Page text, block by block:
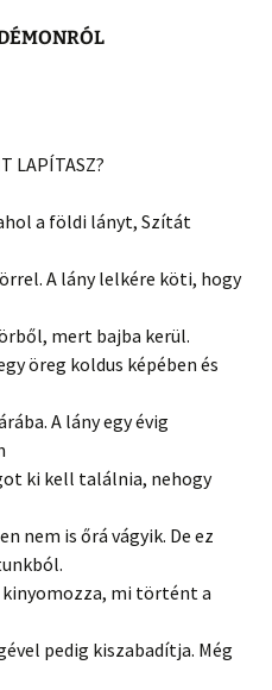
LAPÍTASZ?
a földi lányt, Szítát
A lány lelkére köti, hogy
mert bajba kerül.
öreg koldus képében és
A lány egy évig
ki kell találnia, nehogy
nem is őrá vágyik. De ez
kinyomozza, mi történt a
pedig kiszabadítja. Még